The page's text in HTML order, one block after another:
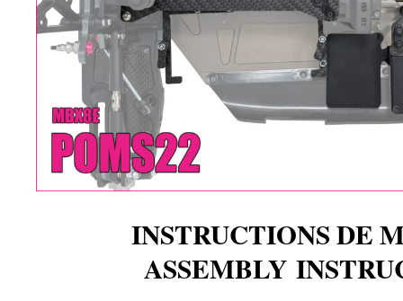
INSTRUCTIONS DE
ASSEMBLY